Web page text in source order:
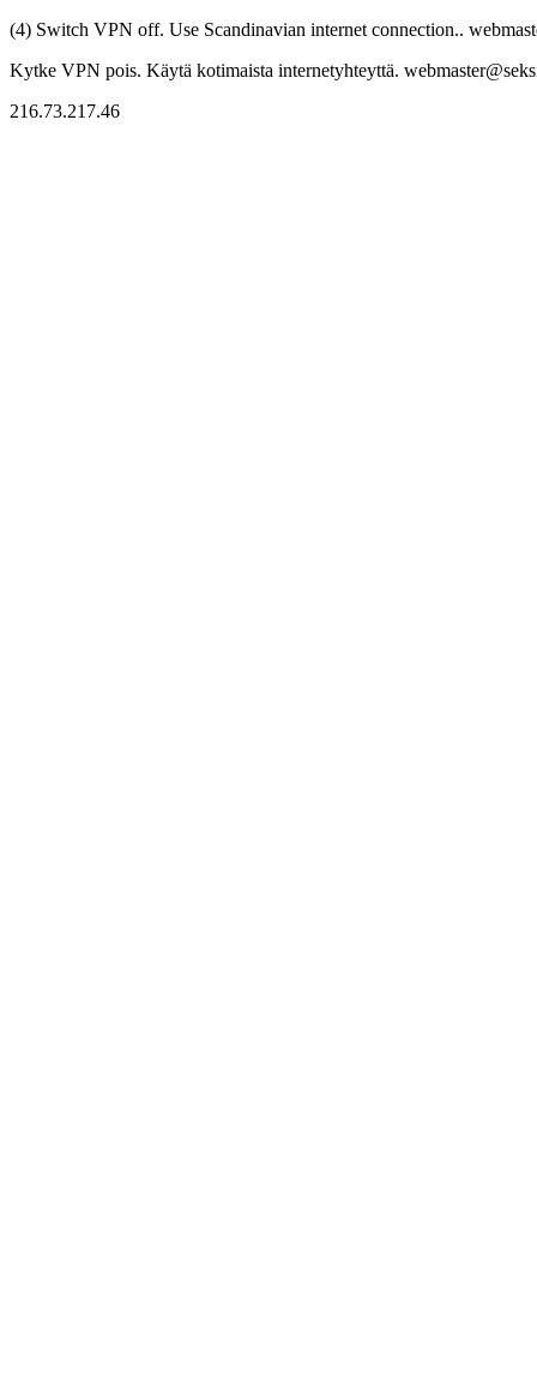
(4) Switch VPN off. Use Scandinavian internet connection..
Kytke VPN pois. Käytä kotimaista internetyhteyttä.
216.73.217.46